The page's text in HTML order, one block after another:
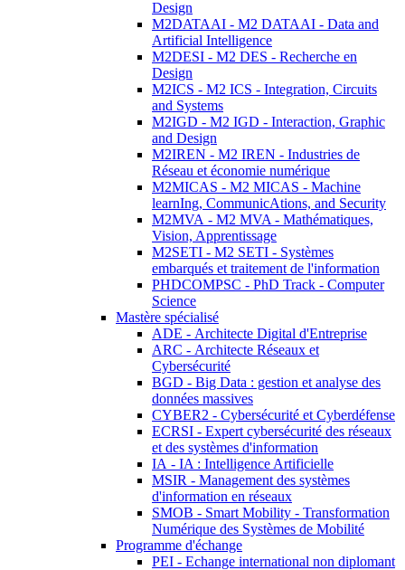
Design
M2DATAAI - M2 DATAAI - Data and
Artificial Intelligence
M2DESI - M2 DES - Recherche en
Design
M2ICS - M2 ICS - Integration, Circuits
and Systems
M2IGD - M2 IGD - Interaction, Graphic
and Design
M2IREN - M2 IREN - Industries de
Réseau et économie numérique
M2MICAS - M2 MICAS - Machine
learnIng, CommunicAtions, and Security
M2MVA - M2 MVA - Mathématiques,
Vision, Apprentissage
M2SETI - M2 SETI - Systèmes
embarqués et traitement de l'information
PHDCOMPSC - PhD Track - Computer
Science
Mastère spécialisé
ADE - Architecte Digital d'Entreprise
ARC - Architecte Réseaux et
Cybersécurité
BGD - Big Data : gestion et analyse des
données massives
CYBER2 - Cybersécurité et Cyberdéfense
ECRSI - Expert cybersécurité des réseaux
et des systèmes d'information
IA - IA : Intelligence Artificielle
MSIR - Management des systèmes
d'information en réseaux
SMOB - Smart Mobility - Transformation
Numérique des Systèmes de Mobilité
Programme d'échange
PEI - Echange international non diplomant